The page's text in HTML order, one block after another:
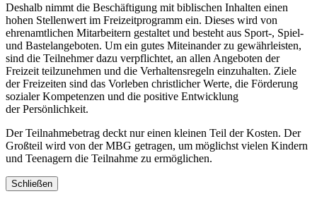
Deshalb nimmt die Beschäftigung mit biblischen Inhalten einen
hohen Stellenwert im Freizeitprogramm ein. Dieses wird von
ehrenamtlichen Mitarbeitern gestaltet und besteht aus Sport-, Spiel-
und Bastelangeboten. Um ein gutes Miteinander zu gewährleisten,
sind die Teilnehmer dazu verpflichtet, an allen Angeboten der
Freizeit teilzunehmen und die Verhaltensregeln einzuhalten. Ziele
der Freizeiten sind das Vorleben christlicher Werte, die Förderung
sozialer Kompetenzen und die positive Entwicklung
der Persönlichkeit.
Der Teilnahmebetrag deckt nur einen kleinen Teil der Kosten. Der
Großteil wird von der MBG getragen, um möglichst vielen Kindern
und Teenagern die Teilnahme zu ermöglichen.
Schließen